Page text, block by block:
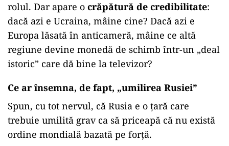
rolul. Dar apare o crăpătură de credibilitate:
dacă azi e Ucraina, mâine cine? Dacă azi e
Europa lăsată în anticameră, mâine ce altă
regiune devine monedă de schimb într-un „deal
istoric” care dă bine la televizor?
Ce ar însemna, de fapt, „umilirea Rusiei”
Spun, cu tot nervul, că Rusia e o țară care
trebuie umilită grav ca să priceapă că nu există
ordine mondială bazată pe forță.